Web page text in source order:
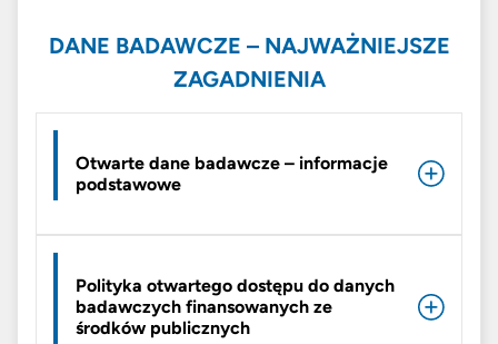
DANE BADAWCZE – NAJWAŻNIEJSZE
ZAGADNIENIA
Otwarte dane badawcze – informacje
podstawowe
Polityka otwartego dostępu do danych
badawczych finansowanych ze
środków publicznych